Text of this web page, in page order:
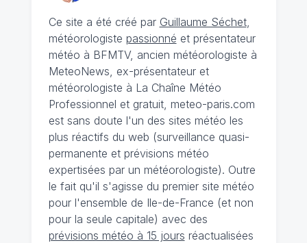
Ce site a été créé par Guillaume Séchet,
météorologiste passionné et présentateur
météo à BFMTV, ancien météorologiste à
MeteoNews, ex-présentateur et
météorologiste à La Chaîne Météo
Professionnel et gratuit, meteo-paris.com
est sans doute l'un des sites météo les
plus réactifs du web (surveillance quasi-
permanente et prévisions météo
expertisées par un météorologiste). Outre
le fait qu'il s'agisse du premier site météo
pour l'ensemble de Ile-de-France (et non
pour la seule capitale) avec des
prévisions météo à 15 jours réactualisées